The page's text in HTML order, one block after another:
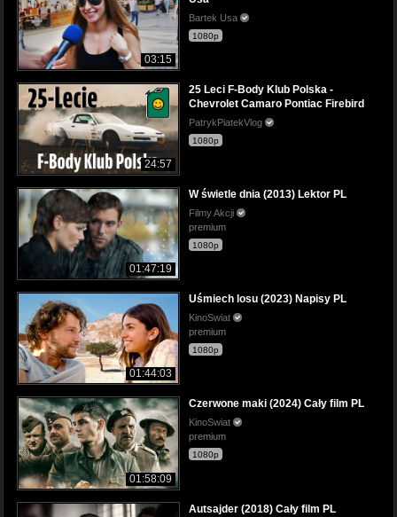
03:15
Bartek Usa
1080p
24:57
25 Leci F-Body Klub Polska -
Chevrolet Camaro Pontiac Firebird
PatrykPiatekVlog
1080p
01:47:19
W świetle dnia (2013) Lektor PL
Filmy Akcji
premium
1080p
01:44:03
Uśmiech losu (2023) Napisy PL
KinoSwiat
premium
1080p
01:58:09
Czerwone maki (2024) Cały film PL
KinoSwiat
premium
1080p
Autsajder (2018) Cały film PL